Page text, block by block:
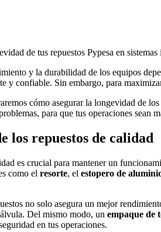
de tus repuestos Pypesa en sistemas
y la durabilidad de los equipos
y confiable. Sin embargo, para
cómo asegurar la longevidad de los
para que tus operaciones sean
los repuestos de calidad
es crucial para mantener un
como el resorte, el estopero de
no solo asegura un mejor
Del mismo modo, un empaque de
en tus operaciones.